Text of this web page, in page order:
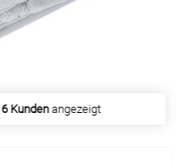
6 Kundenangezeigt